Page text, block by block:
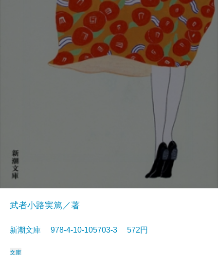
武者小路実篤／著
新潮文庫 978-4-10-105703-3 572円
文庫